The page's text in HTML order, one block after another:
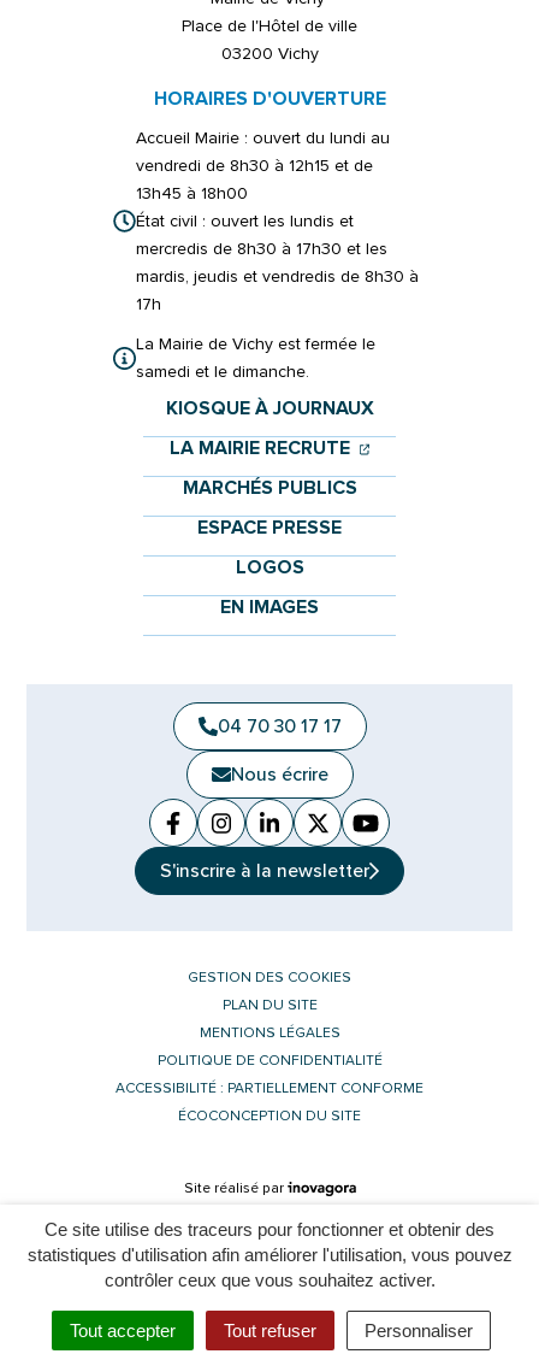
Ce site utilise des traceurs pour fonctionner et obtenir des
statistiques d'utilisation afin améliorer l'utilisation, vous pouvez
contrôler ceux que vous souhaitez activer.
Tout accepter Tout refuser Personnaliser
Menu Rechercher
Place de l'Hôtel de ville
03200 Vichy
HORAIRES D'OUVERTURE
Accueil Mairie : ouvert du lundi au
vendredi de 8h30 à 12h15 et de
13h45 à 18h00
État civil : ouvert les lundis et
mercredis de 8h30 à 17h30 et les
mardis, jeudis et vendredis de 8h30 à
17h
La Mairie de Vichy est fermée le
samedi et le dimanche.
KIOSQUE À JOURNAUX
LA MAIRIE RECRUTE (OUVERTURE
(OUVERTURE
MARCHÉS PUBLICS
ESPACE PRESSE
LOGOS
EN IMAGES
04 70 30 17 17
Nous écrire
Facebook
(ouverture dans un nouvel onglet)
Instagram
(ouverture dans un nouvel
Linkedin
(ouverture dans un nouvel
X (Twitter)
(ouverture dans un
YouTube
(ouverture dans
S'inscrire à la newsletter
GESTION DES COOKIES
PLAN DU SITE
MENTIONS LÉGALES
POLITIQUE DE CONFIDENTIALITÉ
ACCESSIBILITÉ : PARTIELLEMENT CONFORME
ÉCOCONCEPTION DU SITE
Site réalisé par Inovagora (ouverture dans un nouvel
L'assistant est momentanément indisponible. Merci de réessayer